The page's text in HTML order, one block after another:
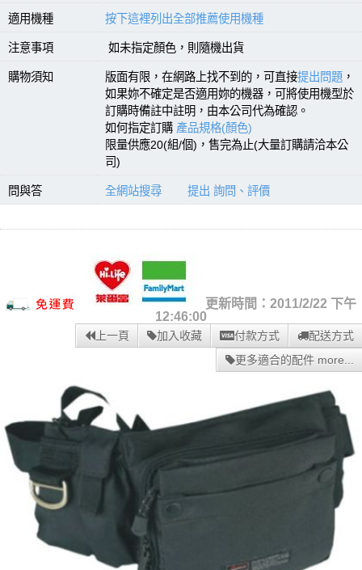
適用機種 按下這裡列出全部推薦使用機種
注意事項 如未指定顏色，則隨機出貨
購物須知 版面有限，在網路上找不到的，可直接提出問題 ，
如果妳不確定是否適用妳的機器，可將使用機型於
訂購時備註中註明，由本公司代為確認。
如何指定訂購 產品規格(顏色)
限量供應20(組/個)，售完為止(大量訂購請洽本公
司)
問與答 全網站搜尋 提出 詢問、評價
更新時間：2011/2/22 下午
12:46:00
上一頁 加入收藏 付款方式
配送方式
更多適合的配件 more...